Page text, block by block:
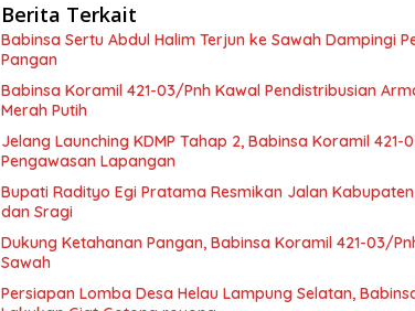
Berita Terkait
Babinsa Sertu Abdul Halim Terjun ke Sawah Dampingi
Pangan
Babinsa Koramil 421-03/Pnh Kawal Pendistribusian
Merah Putih
Jelang Launching KDMP Tahap 2, Babinsa Koramil
Pengawasan Lapangan
Bupati Radityo Egi Pratama Resmikan Jalan
dan Sragi
Dukung Ketahanan Pangan, Babinsa Koramil 421-03/
Sawah
Persiapan Lomba Desa Helau Lampung Selatan,